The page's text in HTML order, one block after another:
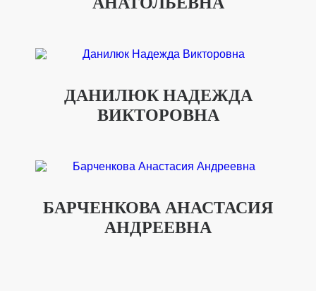
ДАНИЛЮК НАДЕЖДА
ВИКТОРОВНА
БАРЧЕНКОВА АНАСТАСИЯ
АНДРЕЕВНА